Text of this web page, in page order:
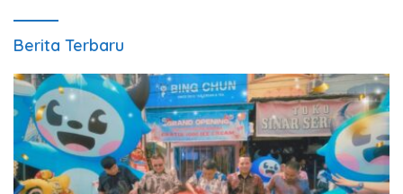
Berita Terbaru